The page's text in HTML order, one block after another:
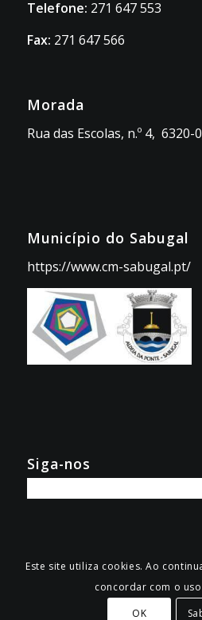
Telefone: 271 647 553
Fax: 271 647 566
Morada
Rua das Escolas, n.º 4,
Município do Sabugal
https://www.cm-sabugal.pt/
Siga-nos
Aldeia da Ponte
Este site utiliza cookies. Ao
concordar com o
OK